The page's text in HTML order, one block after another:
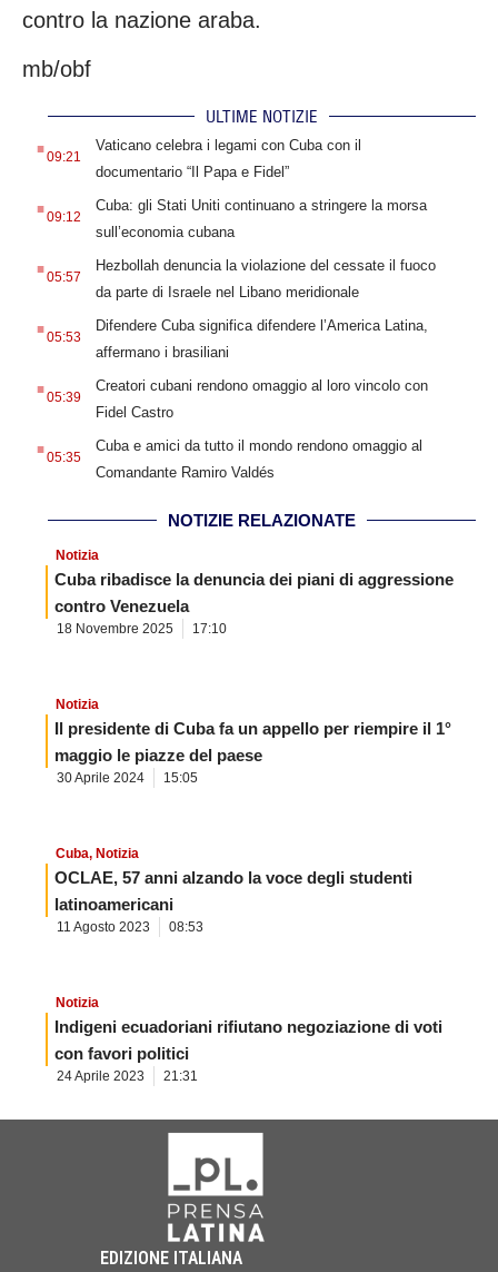
contro la nazione araba.
mb/obf
ULTIME NOTIZIE
.09:21
Vaticano celebra i legami con Cuba con il
documentario “Il Papa e Fidel”
.09:12
Cuba: gli Stati Uniti continuano a stringere la morsa
sull’economia cubana
.05:57
Hezbollah denuncia la violazione del cessate il fuoco
da parte di Israele nel Libano meridionale
.05:53
Difendere Cuba significa difendere l’America Latina,
affermano i brasiliani
.05:39
Creatori cubani rendono omaggio al loro vincolo con
Fidel Castro
.05:35
Cuba e amici da tutto il mondo rendono omaggio al
Comandante Ramiro Valdés
NOTIZIE RELAZIONATE
Notizia
Cuba ribadisce la denuncia dei piani di aggressione
contro Venezuela
18 Novembre 2025 17:10
Notizia
Il presidente di Cuba fa un appello per riempire il 1°
maggio le piazze del paese
30 Aprile 2024 15:05
Cuba, Notizia
OCLAE, 57 anni alzando la voce degli studenti
latinoamericani
11 Agosto 2023 08:53
Notizia
Indigeni ecuadoriani rifiutano negoziazione di voti
con favori politici
24 Aprile 2023 21:31
EDIZIONE ITALIANA